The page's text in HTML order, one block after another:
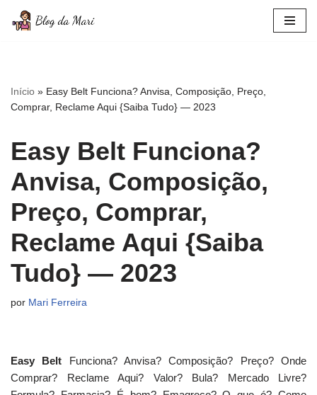
conteúdo
Início » Easy Belt Funciona? Anvisa, Composição, Preço,
Comprar, Reclame Aqui {Saiba Tudo} — 2023
Easy Belt Funciona?
Anvisa, Composição,
Preço, Comprar,
Reclame Aqui {Saiba
Tudo} — 2023
por Mari Ferreira
Easy Belt Funciona? Anvisa? Composição? Preço? Onde
Comprar? Reclame Aqui? Valor? Bula? Mercado Livre?